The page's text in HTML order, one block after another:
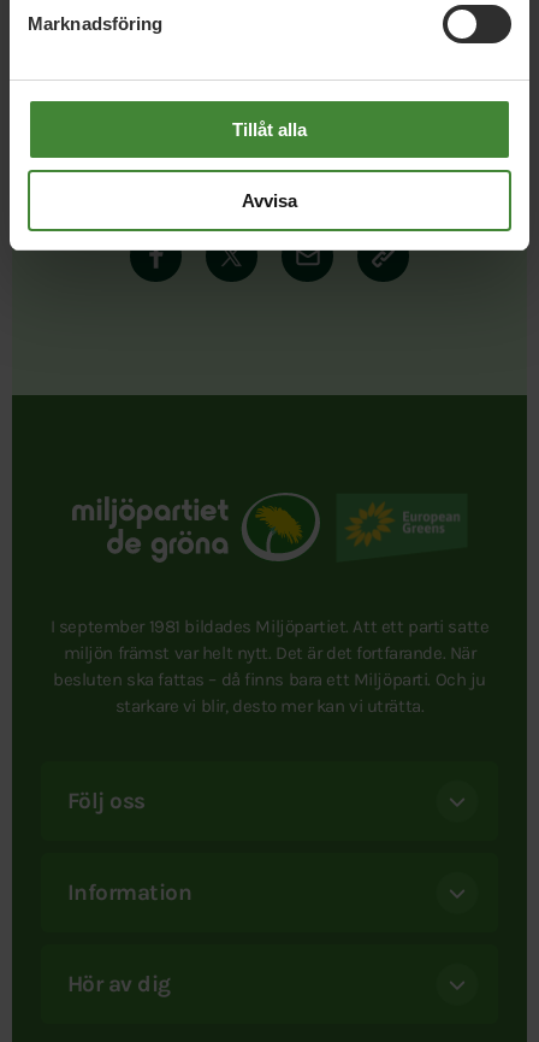
Marknadsföring
Tillåt alla
Avvisa
attsprida vårt budskap
I september 1981 bildades Miljöpartiet. Att ett parti satte
miljön främst var helt nytt. Det är det fortfarande. När
besluten ska fattas – då finns bara ett Miljöparti. Och ju
starkare vi blir, desto mer kan vi uträtta.
Följ oss
Information
Hör av dig